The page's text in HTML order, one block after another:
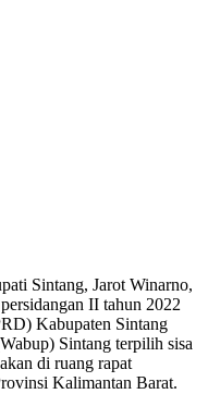
Sintang, Jarot Winarno,
II tahun 2022
Kabupaten Sintang
Sintang terpilih sisa
di ruang rapat
Kalimantan Barat.